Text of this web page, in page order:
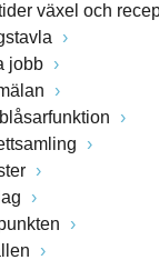
växel och
jobb